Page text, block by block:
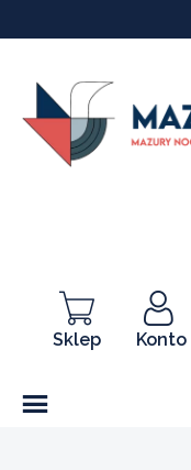
Sklep Konto